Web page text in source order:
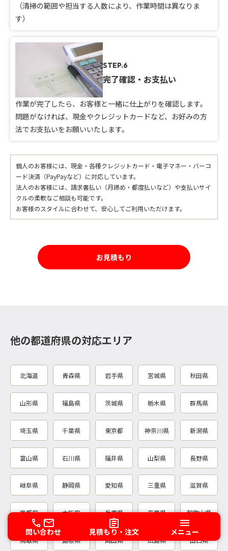
（清掃の範囲や担当する人数により、作業時間は異なりま
す）
STEP.6
完了確認・お支払い
作業が完了したら、お客様と一緒に仕上がりを確認します。
問題がなければ、現金やクレジットカードなど、お好みの方
法でお支払いをお願いいたします。
個人のお客様には、現金・各種クレジットカード・電子マネー・バーコ
ード決済（PayPayなど）に対応しています。
法人のお客様には、請求書払い（月締め・都度払いなど）や支払いサイ
クルの柔軟なご相談も可能です。
お客様のスタイルに合わせて、安心してご利用いただけます。
お見積もり
他の都道府県の対応エリア
北海道 青森県 岩手県 宮城県 秋田県
山形県 福島県 茨城県 栃木県 群馬県
埼玉県 千葉県 東京都 神奈川県 新潟県
富山県 石川県 福井県 山梨県 長野県
岐阜県 静岡県 愛知県 三重県 滋賀県
京都府 大阪府 兵庫県 奈良県 和歌山県
鳥取県 島根県 岡山県 広島県 山口県
問い合わせ 見積もり・注文 メニュー